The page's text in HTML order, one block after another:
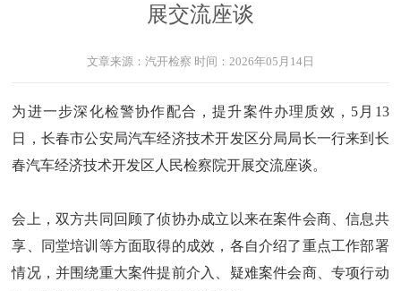
展交流座谈
文章来源： 汽开检察 时间： 2026年05月14日
为进一步深化检警协作配合，提升案件办理质效，5月13
日，长春市公安局汽车经济技术开发区分局局长一行来到长
春汽车经济技术开发区人民检察院开展交流座谈。
会上，双方共同回顾了侦协办成立以来在案件会商、信息共
享、同堂培训等方面取得的成效，各自介绍了重点工作部署
情况，并围绕重大案件提前介入、疑难案件会商、专项行动